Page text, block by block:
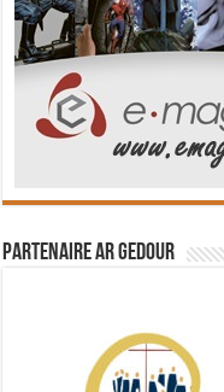
Partenaire Ar Gedour